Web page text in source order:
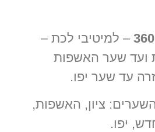
– למיטיבי לכת –
ועד שער האשפות
עד שער יפו.
ציון, האשפות,
יפו.